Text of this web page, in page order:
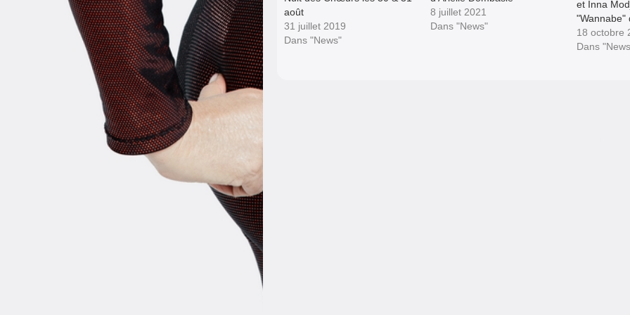
août
31 juillet 2019
Dans "News"
8 juillet 2021
Dans "News"
et Inna
"Wannabe"
Back dans
occasion
18 octobre
Dans